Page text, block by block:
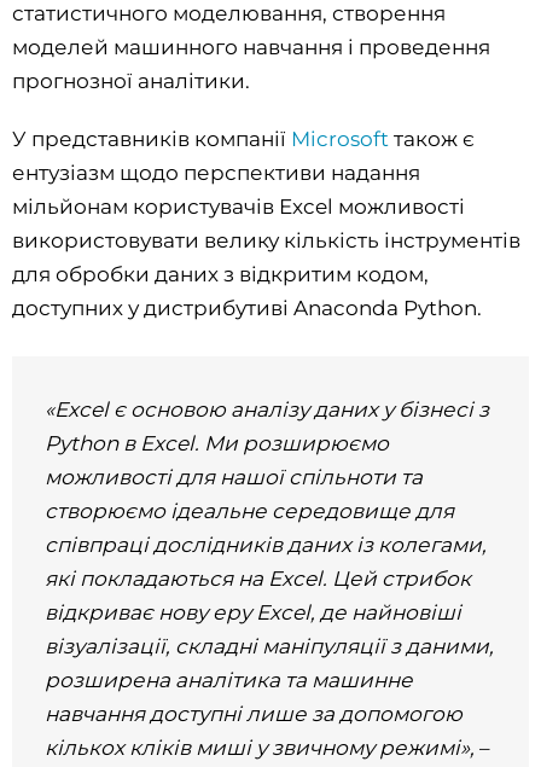
статистичного моделювання, створення
моделей машинного навчання і проведення
прогнозної аналітики.
У представників компанії Microsoft також є
ентузіазм щодо перспективи надання
мільйонам користувачів Excel можливості
використовувати велику кількість інструментів
для обробки даних з відкритим кодом,
доступних у дистрибутиві Anaconda Python.
«Excel є основою аналізу даних у бізнесі з
Python в Excel. Ми розширюємо
можливості для нашої спільноти та
створюємо ідеальне середовище для
співпраці дослідників даних із колегами,
які покладаються на Excel. Цей стрибок
відкриває нову еру Excel, де найновіші
візуалізації, складні маніпуляції з даними,
розширена аналітика та машинне
навчання доступні лише за допомогою
кількох кліків миші у звичному режимі»,–